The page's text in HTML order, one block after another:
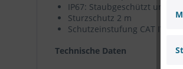
IP67: Staubgeschützt und
Sturzschutz 2 m
Schutzeinstufung CAT IV für
Technische Daten